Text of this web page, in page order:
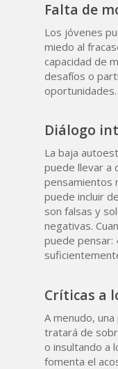
Falta de
Los jóvenes
miedo al
capacidad de
desafíos o
oportunidades.
Diálogo
La baja
puede llevar a
pensamientos
puede incluir
son falsas y
negativas.
puede pensar:
Críticas a
A menudo,
tratará de
o insultando a
fomenta el